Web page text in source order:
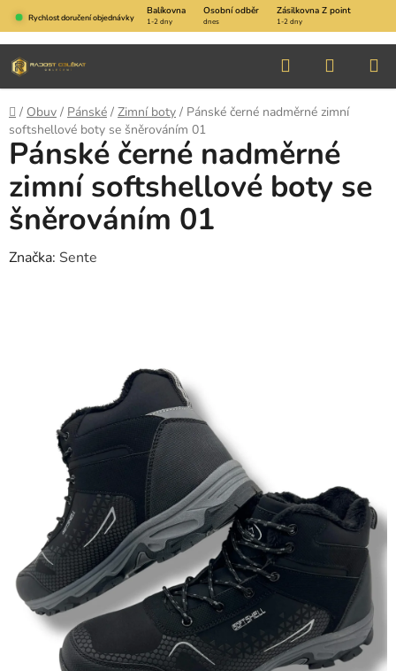
Přejít
na
obsah
Rychlost doručení objednávky
Balíkovna Osobní odběr Zásilkovna Z point
1-2 dny dnes 1-2 dny
Hledat
KOŠÍK
Domů
/ Obuv / Pánské / Zimní boty / Pánské černé nadměrné zimní
softshellové boty se šněrováním 01
Pánské černé nadměrné
zimní softshellové boty se
šněrováním 01
Značka: Sente